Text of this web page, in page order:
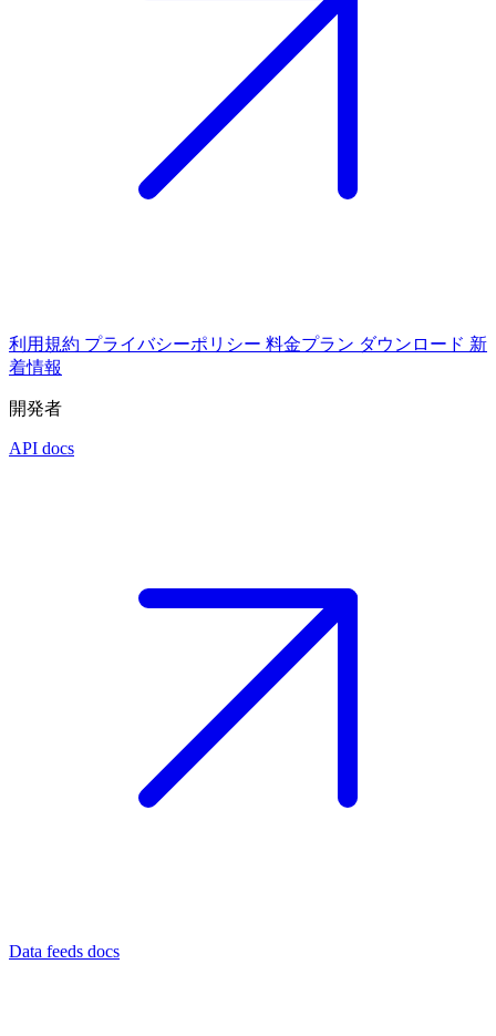
利用規約 プライバシーポリシー 料金プラン ダウンロード 新
着情報
開発者
API docs
Data feeds docs